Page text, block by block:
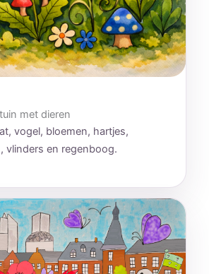
met dieren
vogel, bloemen, hartjes,
vlinders en regenboog.